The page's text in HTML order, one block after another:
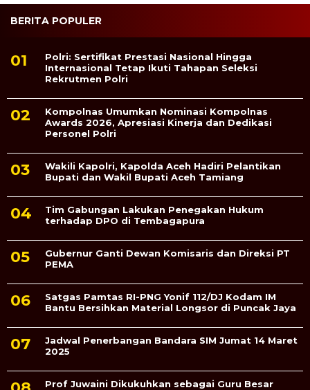
BERITA POPULER
Polri: Sertifikat Prestasi Nasional Hingga
Internasional Tetap Ikuti Tahapan Seleksi
Rekrutmen Polri
Kompolnas Umumkan Nominasi Kompolnas
Awards 2026, Apresiasi Kinerja dan Dedikasi
Personel Polri
Wakili Kapolri, Kapolda Aceh Hadiri Pelantikan
Bupati dan Wakil Bupati Aceh Tamiang
Tim Gabungan Lakukan Penegakan Hukum
terhadap DPO di Tembagapura
Gubernur Ganti Dewan Komisaris dan Direksi PT
PEMA
Satgas Pamtas RI-PNG Yonif 112/DJ Kodam IM
Bantu Bersihkan Material Longsor di Puncak Jaya
Jadwal Penerbangan Bandara SIM Jumat 14 Maret
2025
Prof Juwaini Dikukuhkan sebagai Guru Besar